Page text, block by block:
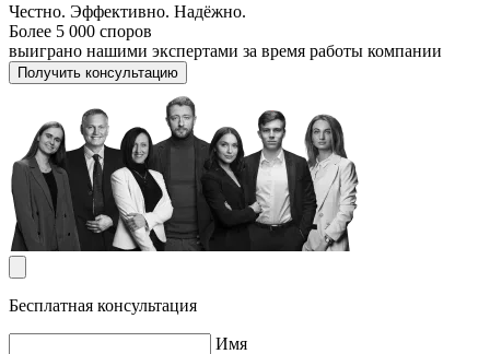
Честно. Эффективно. Надёжно.
Более 5 000 споров
выиграно нашими экспертами за время работы компании
Получить консультацию
Бесплатная консультация
Имя